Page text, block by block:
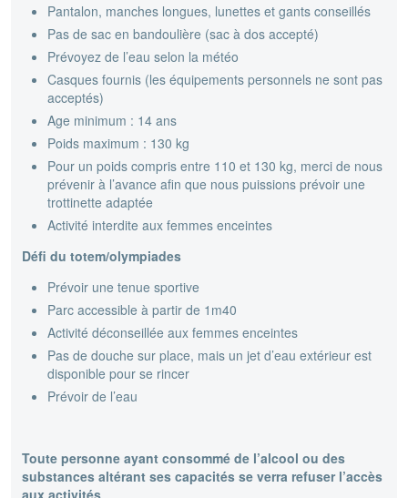
Pantalon, manches longues, lunettes et gants conseillés
Pas de sac en bandoulière (sac à dos accepté)
Prévoyez de l’eau selon la météo
Casques fournis (les équipements personnels ne sont pas
acceptés)
Age minimum : 14 ans
Poids maximum : 130 kg
Pour un poids compris entre 110 et 130 kg, merci de nous
prévenir à l’avance afin que nous puissions prévoir une
trottinette adaptée
Activité interdite aux femmes enceintes
Défi du totem/olympiades
Prévoir une tenue sportive
Parc accessible à partir de 1m40
Activité déconseillée aux femmes enceintes
Pas de douche sur place, mais un jet d’eau extérieur est
disponible pour se rincer
Prévoir de l’eau
Toute personne ayant consommé de l’alcool ou des
substances altérant ses capacités se verra refuser l’accès
aux activités